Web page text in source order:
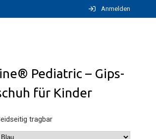
Anmelden
Pediatric – Gips-
für Kinder
tragbar